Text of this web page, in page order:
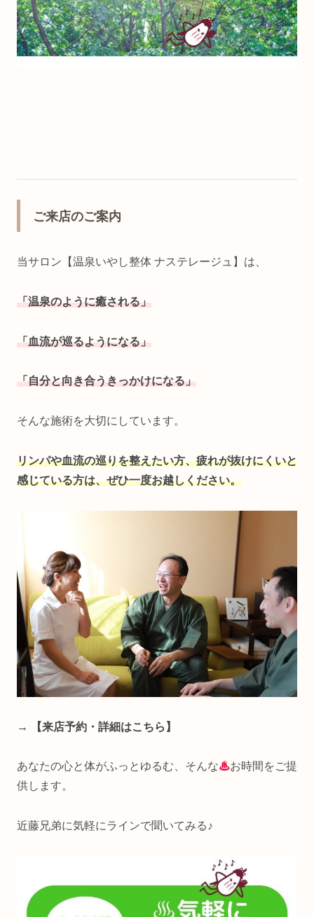
ご来店のご案内
当サロン【温泉いやし整体 ナステレージュ】は、
「温泉のように癒される」
「血流が巡るようになる」
「自分と向き合うきっかけになる」
そんな施術を大切にしています。
リンパや血流の巡りを整えたい方、疲れが抜けにくいと
感じている方は、ぜひ一度お越しください。
→ 【来店予約・詳細はこちら】
あなたの心と体がふっとゆるむ、そんな♨お時間をご提
供します。
近藤兄弟に気軽にラインで聞いてみる♪